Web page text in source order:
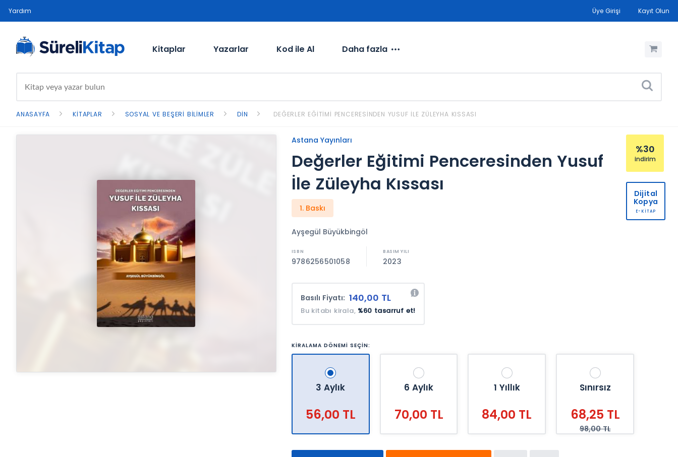
Yardım Üye Girişi Kayıt Olun
Kitaplar Yazarlar Kod ile Al Daha fazla
ANASAYFA KITAPLAR SOSYAL VE BEŞERI BILIMLER DIN DEĞERLER EĞITIMI PENCERESINDEN YUSUF İLE ZÜLEYHA KISSASI
Astana Yayınları
Değerler Eğitimi Penceresinden Yusuf
İle Züleyha Kıssası
1. Baskı
Ayşegül Büyükbingöl
9786256501058 2023
Basılı Fiyatı: 140,00 TL
Bu kitabı kirala, %60 tasarruf et!
KİRALAMA DÖNEMİ SEÇİN:
3 Aylık
56,00 TL
6 Aylık
70,00 TL
1 Yıllık
84,00 TL
Sınırsız
98,00 TL
68,25 TL
%30
indirim
Dijital
Kopya
E-KİTAP